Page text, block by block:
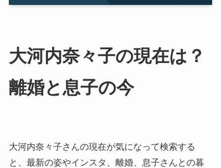
大河内奈々子の現在は？
離婚と息子の今
大河内奈々子さんの現在が気になって検索する
と、最新の姿やインスタ、離婚、息子さんとの暮